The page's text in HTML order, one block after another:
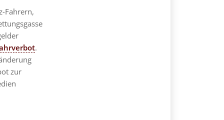
Fahrern,
.
zur